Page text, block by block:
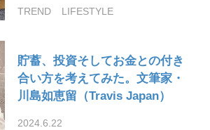
TREND
LIFESTYLE
貯蓄、投資そしてお金との付き
合い方を考えてみた。文筆家・
川島如恵留（Travis Japan）
2024.6.22